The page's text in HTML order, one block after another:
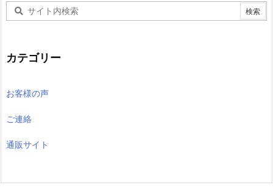
カテゴリー
お客様の声
ご連絡
通販サイト